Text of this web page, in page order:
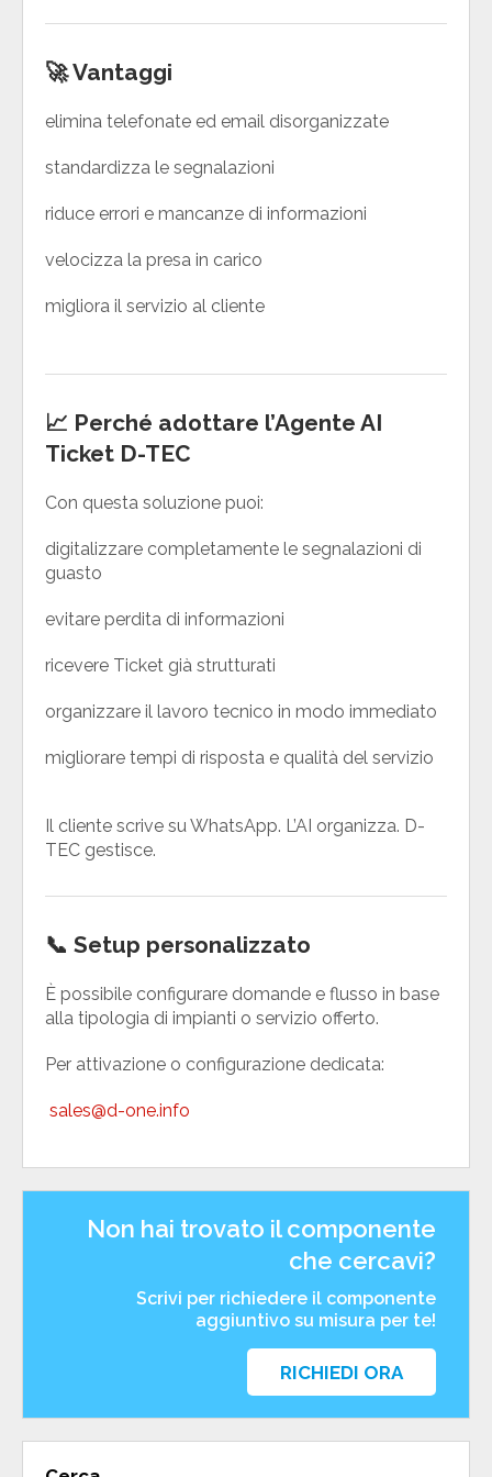
🚀 Vantaggi
elimina telefonate ed email disorganizzate
standardizza le segnalazioni
riduce errori e mancanze di informazioni
velocizza la presa in carico
migliora il servizio al cliente
📈 Perché adottare l’Agente AI
Ticket D-TEC
Con questa soluzione puoi:
digitalizzare completamente le segnalazioni di
guasto
evitare perdita di informazioni
ricevere Ticket già strutturati
organizzare il lavoro tecnico in modo immediato
migliorare tempi di risposta e qualità del servizio
Il cliente scrive su WhatsApp. L’AI organizza. D-
TEC gestisce.
📞 Setup personalizzato
È possibile configurare domande e flusso in base
alla tipologia di impianti o servizio offerto.
Per attivazione o configurazione dedicata:
sales@d-one.info
Non hai trovato il componente
che cercavi?
Scrivi per richiedere il componente
aggiuntivo su misura per te!
RICHIEDI ORA